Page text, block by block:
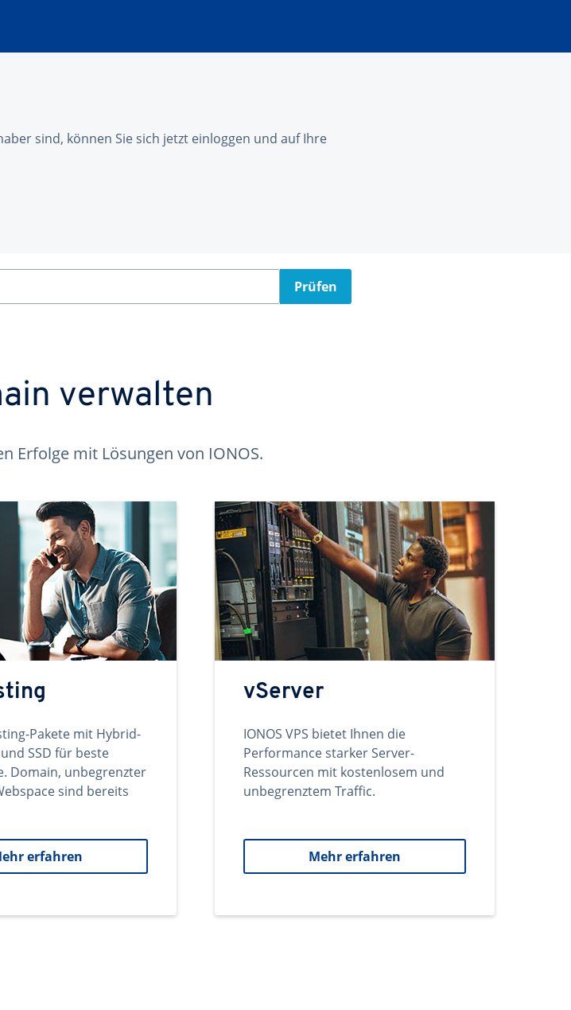
sind, können Sie sich jetzt einloggen und auf Ihre
Prüfen
verwalten
Erfolge mit Lösungen von IONOS.
Pakete mit Hybrid-
SSD für beste
Domain, unbegrenzter
sind bereits
erfahren
vServer
IONOS VPS bietet Ihnen die
Performance starker Server-
Ressourcen mit kostenlosem und
unbegrenztem Traffic.
Mehr erfahren